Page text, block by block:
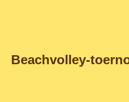
Beachvolley-